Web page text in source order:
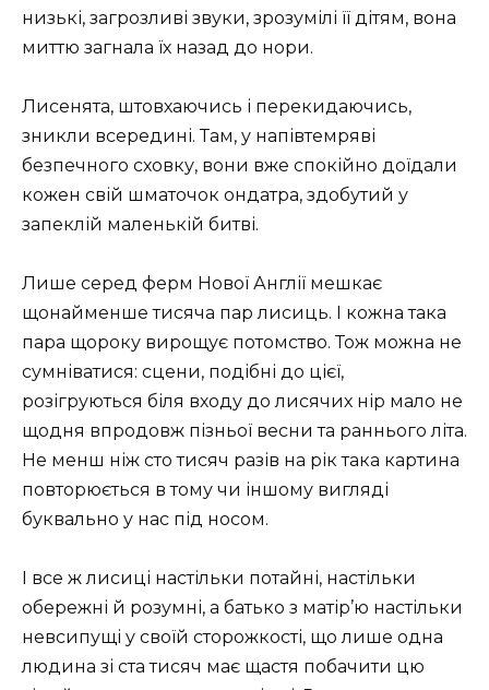
низькі, загрозливі звуки, зрозумілі її дітям, вона
миттю загнала їх назад до нори.
Лисенята, штовхаючись і перекидаючись,
зникли всередині. Там, у напівтемряві
безпечного сховку, вони вже спокійно доїдали
кожен свій шматочок ондатра, здобутий у
запеклій маленькій битві.
Лише серед ферм Нової Англії мешкає
щонайменше тисяча пар лисиць. І кожна така
пара щороку вирощує потомство. Тож можна не
сумніватися: сцени, подібні до цієї,
розігруються біля входу до лисячих нір мало не
щодня впродовж пізньої весни та раннього літа.
Не менш ніж сто тисяч разів на рік така картина
повторюється в тому чи іншому вигляді
буквально у нас під носом.
І все ж лисиці настільки потайні, настільки
обережні й розумні, а батько з матір’ю настільки
невсипущі у своїй сторожкості, що лише одна
людина зі ста тисяч має щастя побачити цю